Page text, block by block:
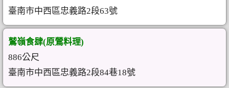
臺南市中西區忠義路2段63號
鷲嶺食肆(原鶯料理)
886公尺
臺南市中西區忠義路2段84巷18號